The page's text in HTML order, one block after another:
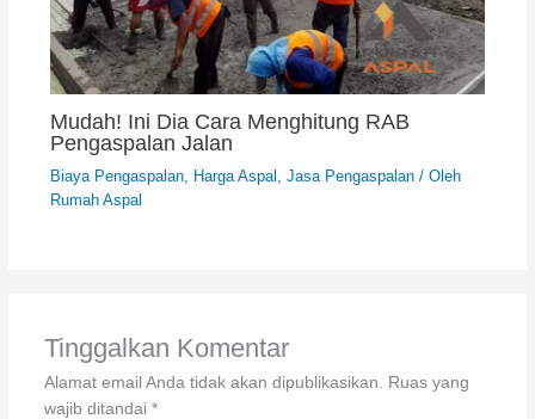
Mudah! Ini Dia Cara Menghitung RAB
Pengaspalan Jalan
Biaya Pengaspalan, Harga Aspal Jasa Pengaspalan/ Oleh
Rumah Aspal
Tinggalkan Komentar
Alamat email Anda tidak akan dipublikasikan.
Ruas yang
wajib ditandai *